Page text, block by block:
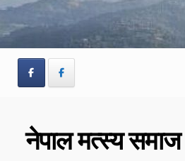
Skip
navigation
Skip
content
नेपाल मत्स्य समाज